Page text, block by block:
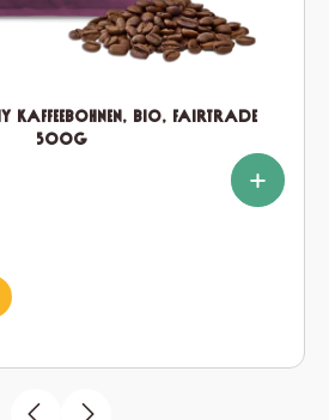
Kaffeebohnen, Bio, Fairtrade
500g